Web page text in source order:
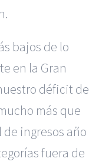
bajos de lo
en la Gran
déficit de
más que
ingresos año
fuera de